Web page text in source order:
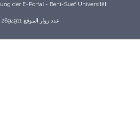
der E-Portal - Beni-Suef Universität
عدد زوار الموقع 2894911 زائر